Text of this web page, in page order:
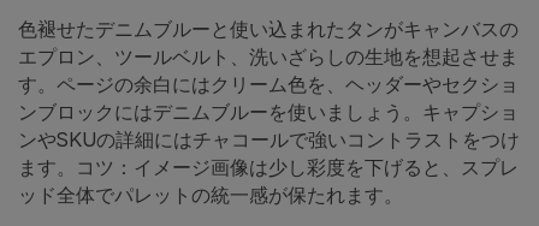
色褪せたデニムブルーと使い込まれたタンがキャンバスの
エプロン、ツールベルト、洗いざらしの生地を想起させま
す。ページの余白にはクリーム色を、ヘッダーやセクショ
ンブロックにはデニムブルーを使いましょう。キャプショ
ンやSKUの詳細にはチャコールで強いコントラストをつけ
ます。コツ：イメージ画像は少し彩度を下げると、スプレ
ッド全体でパレットの統一感が保たれます。